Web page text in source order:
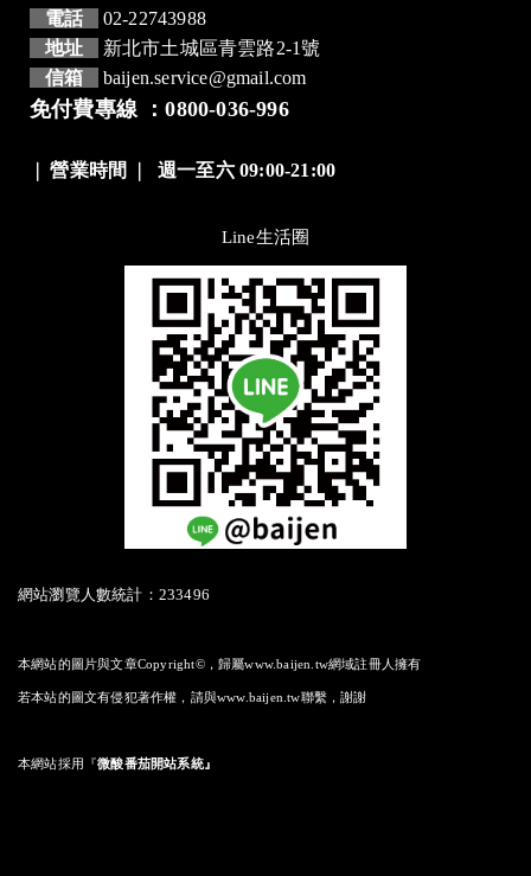
電話
02-22743988
地址
新北市土城區青雲路2-1號
信箱
baijen.service@gmail.com
免付費專線 ：0800-036-996
營業時間 ❘週一至六 09:00-21:00
Line生活圈
網站瀏覽人數統計：233496
本網站的圖片與文章Copyright©，歸屬www.baijen.tw網域註冊人擁有
若本站的圖文有侵犯著作權，請與www.baijen.tw聯繫，謝謝
本網站採用 『微酸番茄開站系統』